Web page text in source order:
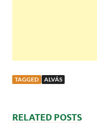
TAGGED ALVÁS
RELATED POSTS